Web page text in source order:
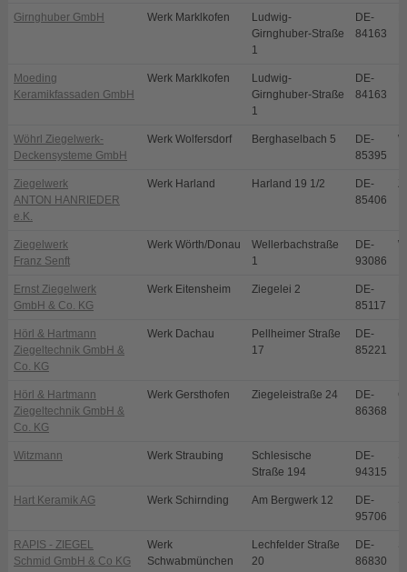
Girnghuber GmbH Werk Marklkofen
Ludwig-
Girnghuber-Straße
1
DE-
84163
Moeding
Keramikfassaden GmbH
Werk Marklkofen
Ludwig-
Girnghuber-Straße
1
DE-
84163
Wöhrl Ziegelwerk-
Deckensysteme GmbH
Werk Wolfersdorf Berghaselbach 5
DE-
85395
Ziegelwerk
ANTON HANRIEDER
e.K.
Werk Harland Harland 19 1/2
DE-
85406
Ziegelwerk
Franz Senft
Werk Wörth/Donau
Wellerbachstraße
1
DE-
93086
Ernst Ziegelwerk
GmbH & Co. KG
Werk Eitensheim Ziegelei 2
DE-
85117
Hörl & Hartmann
Ziegeltechnik GmbH &
Co. KG
Werk Dachau
Pellheimer Straße
17
DE-
85221
Hörl & Hartmann
Ziegeltechnik GmbH &
Co. KG
Werk Gersthofen Ziegeleistraße 24
DE-
86368
Witzmann Werk Straubing
Schlesische
Straße 194
DE-
94315
Hart Keramik AG Werk Schirnding Am Bergwerk 12
DE-
95706
RAPIS - ZIEGEL
Schmid GmbH & Co KG
Werk
Schwabmünchen
Lechfelder Straße
20
DE-
86830